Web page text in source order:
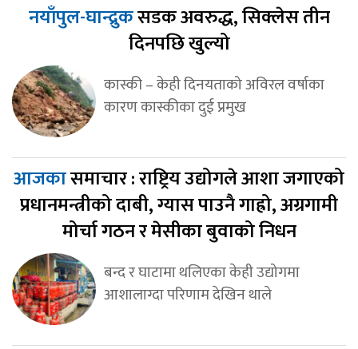
नयाँपुल-घान्द्रुकसडक अवरुद्ध, सिक्लेस तीन
दिनपछि खुल्यो
कास्की – केही दिनयताको अविरल वर्षाका
कारण कास्कीका दुई प्रमुख
आजकासमाचार : राष्ट्रिय उद्योगले आशा जगाएको
प्रधानमन्त्रीको दाबी, ग्यास पाउनै गाह्रो, अग्रगामी
मोर्चा गठन र मेसीका बुवाको निधन
बन्द र घाटामा थलिएका केही उद्योगमा
आशालाग्दा परिणाम देखिन थाले